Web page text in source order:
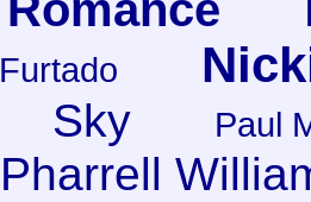
Furtado
Sky Paul
Pharrell